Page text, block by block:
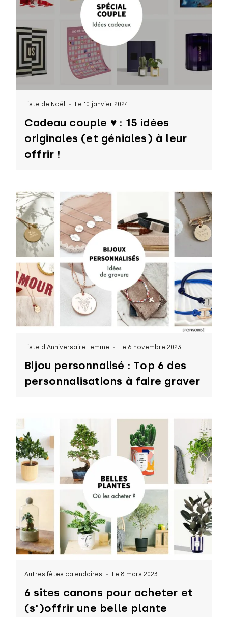
Liste de Noël Le 10 janvier 2024
Cadeau couple ♥ : 15 idées
originales (et géniales) à leur
offrir !
Liste d'Anniversaire Femme Le 6 novembre 2023
Bijou personnalisé : Top 6 des
personnalisations à faire graver
Autres fêtes calendaires Le 8 mars 2023
6 sites canons pour acheter et
(s')offrir une belle plante